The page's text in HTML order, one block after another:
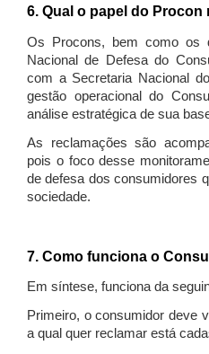
6. Qual o papel do
Os Procons, bem como os
Nacional de Defesa do
com a Secretaria Nacional
gestão operacional do
análise estratégica de sua
As reclamações são
pois o foco desse
de defesa dos consumidores
sociedade.
7. Como funciona o
Em síntese, funciona da
Primeiro, o consumidor deve
a qual quer reclamar está